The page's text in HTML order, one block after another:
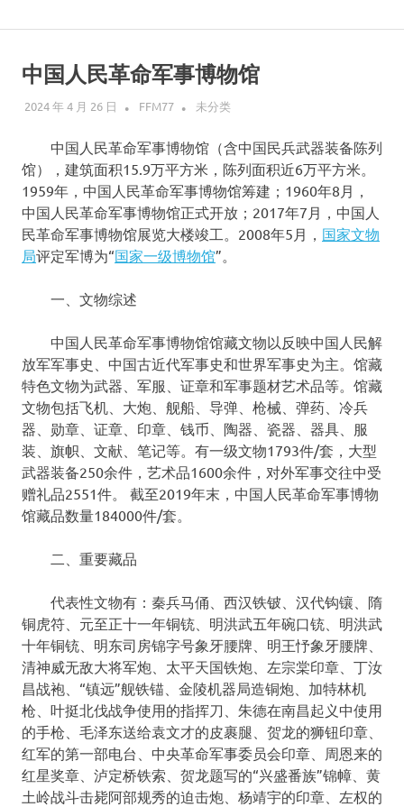
to
说
走
就
走
的
旅
中国人民革命军事博物馆
2024 年 4 月 26 日 FFM77 未分类
中国人民革命军事博物馆（含中国民兵武器装备陈列
馆），建筑面积15.9万平方米，陈列面积近6万平方米。
1959年，中国人民革命军事博物馆筹建；1960年8月，
中国人民革命军事博物馆正式开放；2017年7月，中国人
民革命军事博物馆展览大楼竣工。2008年5月， 国家文物
局评定军博为“国家一级博物馆”。
一、文物综述
中国人民革命军事博物馆馆藏文物以反映中国人民解
放军军事史、中国古近代军事史和世界军事史为主。馆藏
特色文物为武器、军服、证章和军事题材艺术品等。馆藏
文物包括飞机、大炮、舰船、导弹、枪械、弹药、冷兵
器、勋章、证章、印章、钱币、陶器、瓷器、器具、服
装、旗帜、文献、笔记等。有一级文物1793件/套，大型
武器装备250余件，艺术品1600余件，对外军事交往中受
赠礼品2551件。 截至2019年末，中国人民革命军事博物
馆藏品数量184000件/套。
二、重要藏品
代表性文物有：秦兵马俑、西汉铁铍、汉代钩镶、隋
铜虎符、元至正十一年铜铳、明洪武五年碗口铳、明洪武
十年铜铳、明东司房锦字号象牙腰牌、明王忬象牙腰牌、
清神威无敌大将军炮、太平天国铁炮、左宗棠印章、丁汝
昌战袍、“镇远”舰铁锚、金陵机器局造铜炮、加特林机
枪、叶挺北伐战争使用的指挥刀、朱德在南昌起义中使用
的手枪、毛泽东送给袁文才的皮裹腿、贺龙的狮钮印章、
红军的第一部电台、中央革命军事委员会印章、周恩来的
红星奖章、泸定桥铁索、贺龙题写的“兴盛番族”锦幛、黄
土岭战斗击毙阿部规秀的迫击炮、杨靖宇的印章、左权的